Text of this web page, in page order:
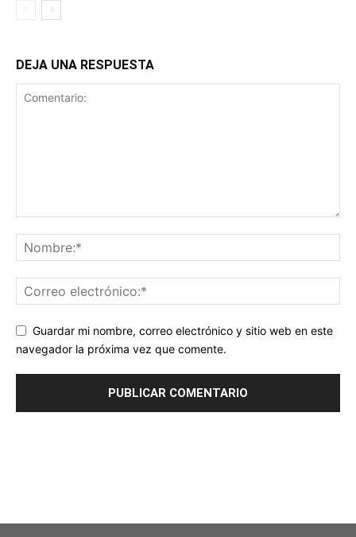
DEJA UNA RESPUESTA
Guardar mi nombre, correo electrónico y sitio web en este
navegador la próxima vez que comente.